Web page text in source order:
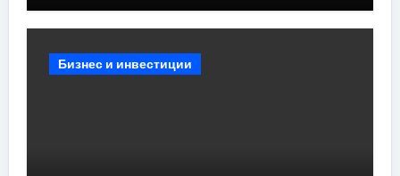
Бизнес и инвестиции